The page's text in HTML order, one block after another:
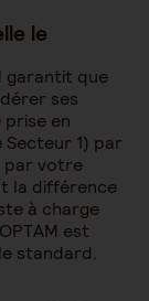
le
garantit que
ses
en
Secteur 1) par
par votre
la différence
à charge
est
standard.